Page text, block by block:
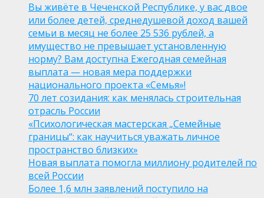
Вы живёте в Чеченской Республике, у вас двое
или более детей, среднедушевой доход вашей
семьи в месяц не более 25 536 рублей, а
имущество не превышает установленную
норму? Вам доступна Ежегодная семейная
выплата — новая мера поддержки
национального проекта «Семья»!
70 лет созидания: как менялась строительная
отрасль России
«Психологическая мастерская „Семейные
границы“: как научиться уважать личное
пространство близких»
Новая выплата помогла миллиону родителей по
всей России
Более 1,6 млн заявлений поступило на